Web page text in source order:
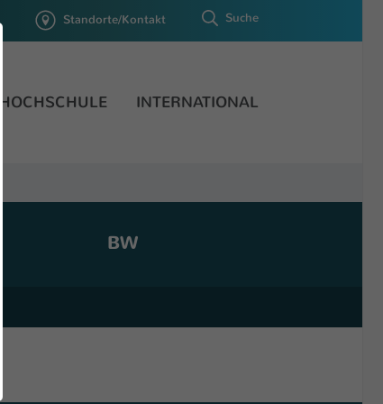
Standorte/Kontakt Suche
HOCHSCHULE INTERNATIONAL
BW